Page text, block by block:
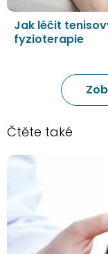
Jak léčit
fyzioterapie
Čtěte také